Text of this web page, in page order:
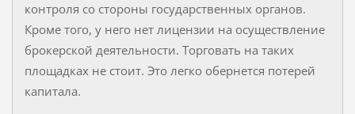
контроля со стороны государственных органов.
Кроме того, у него нет лицензии на осуществление
брокерской деятельности. Торговать на таких
площадках не стоит. Это легко обернется потерей
капитала.